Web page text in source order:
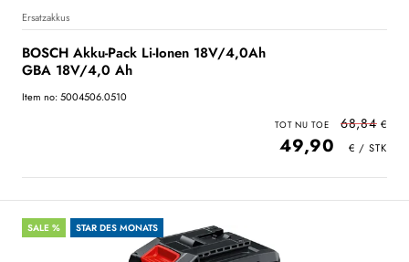
Ersatzakkus
BOSCH Akku-Pack Li-Ionen 18V/4,0Ah
GBA 18V/4,0 Ah
Item no: 5004506.0510
68,84
49,90
SALE % STAR DES MONATS